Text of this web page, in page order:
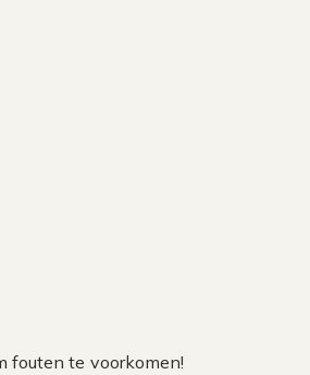
fouten te voorkomen!